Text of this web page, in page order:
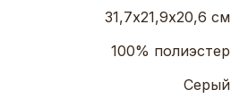
31,7х21,9х20,6 см
100% полиэстер
Серый